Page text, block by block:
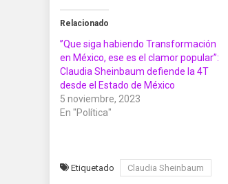
Relacionado
’’Que siga habiendo Transformación
en México, ese es el clamor popular’’:
Claudia Sheinbaum defiende la 4T
desde el Estado de México
5 noviembre, 2023
En "Política"
Etiquetado Claudia Sheinbaum